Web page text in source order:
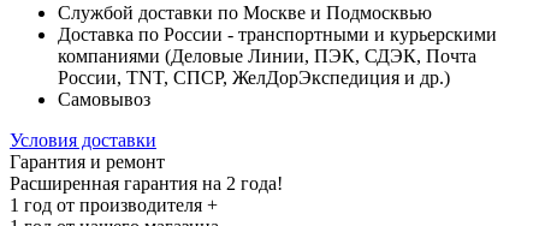
Службой доставки по Москве и Подмосквью
Доставка по России - транспортными и курьерскими
компаниями (Деловые Линии, ПЭК, СДЭК, Почта
России, TNT, СПСР, ЖелДорЭкспедиция и др.)
Самовывоз
Условия доставки
Гарантия и ремонт
Расширенная гарантия на 2 года!
1 год от производителя +